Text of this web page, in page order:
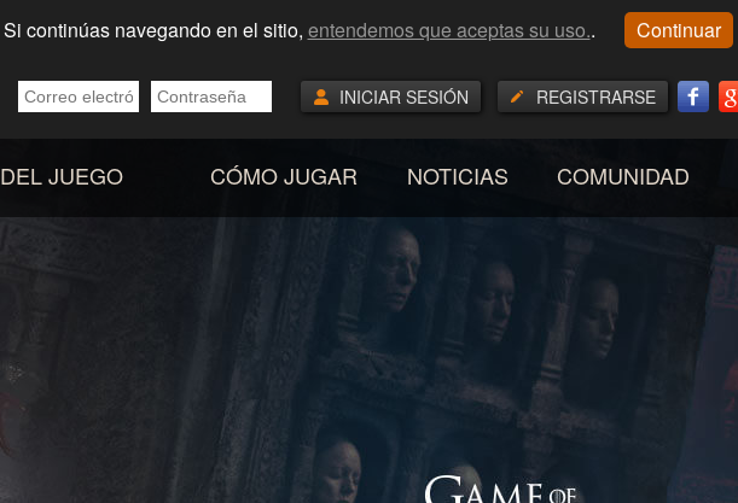
continúas navegando en el sitio, entendemos que aceptas su uso.. Continuar
REGISTRARSE
INICIAR SESIÓN
JUEGO CÓMO JUGAR NOTICIAS COMUNIDAD